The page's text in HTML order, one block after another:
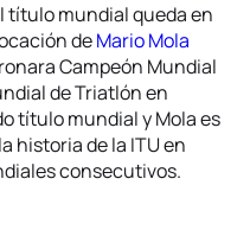
título mundial queda en
deMario Mola
Campeón Mundial
de Triatlón en
título mundial y Mola es
historia de la ITU en
consecutivos.